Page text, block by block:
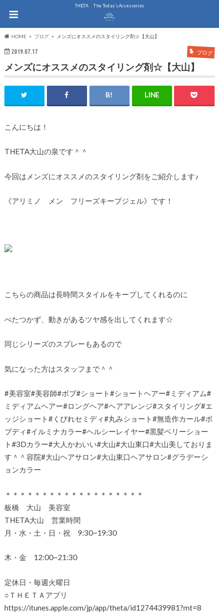
THE.TA The Today`s Accessories
HOME ブログ メンズにオススメのスタイリング剤☆【大山】
2019.07.17 ブログ
メンズにオススメのスタイリング剤☆【大山】
こんにちは！
THETA大山の泉です＾＾
今回はメンズにオススメのスタイリング剤をご紹介します♪
《アリミノ メン フリーズキープジェル》です！
こちらの商品は長時間スタイルをキープしてくれるのに
べたつかず、動きがあるツヤ感を出してくれます☆
同じシリーズのスプレーもあるので
気になった方はスタッフまで＾＾
#美容室#美容師#ボブ#ショート#ショートヘアー#ミディアム#
ミディアムヘアー#ロングヘア#ヘアアレンジ#スタイリング#エ
ッジショート#くびれセミディ#丸みショート#無造作カール#ボ
ブディ#イルミナカラー#ヘルシーレイヤー#黒髪ベリーショー
ト#3Dカラー#大人かわいい#大山#大山東口#大山美しておりま
す＾＾容院#大山ヘアサロン#大山東口ヘアサロン#グラデーシ
ョンカラー
＊＊＊＊＊＊＊＊＊＊＊＊＊＊＊＊＊＊＊
板橋 大山 美容室
THETA大山 営業時間
月・水・土・日・祝 9:30~19:30
木・金 12:00~21:30
定休日・毎週火曜日
○ＴＨＥＴＡアプリ
https://itunes.apple.com/jp/app/theta/id1274439981?mt=8